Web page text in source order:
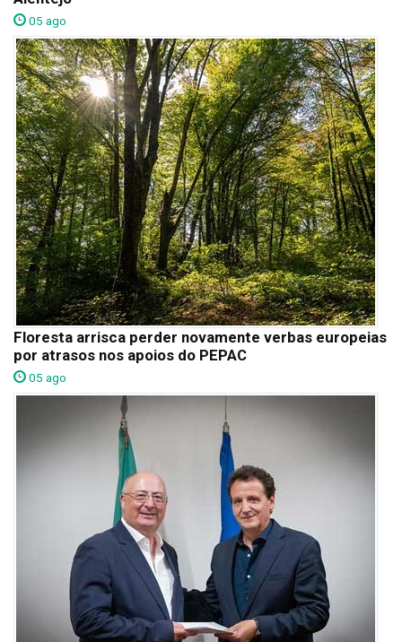
05 ago
Floresta arrisca perder novamente verbas europeias
por atrasos nos apoios do PEPAC
05 ago